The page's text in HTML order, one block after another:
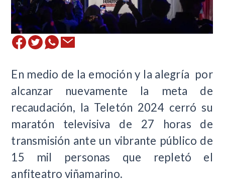
En medio de la emoción y la alegría por
alcanzar nuevamente la meta de
recaudación, la Teletón 2024 cerró su
maratón televisiva de 27 horas de
transmisión ante un vibrante público de
15 mil personas que repletó el
anfiteatro viñamarino.